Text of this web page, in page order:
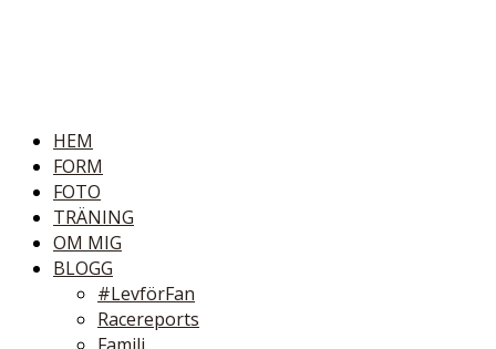
HEM
FORM
FOTO
TRÄNING
OM MIG
BLOGG
#LevförFan
Racereports